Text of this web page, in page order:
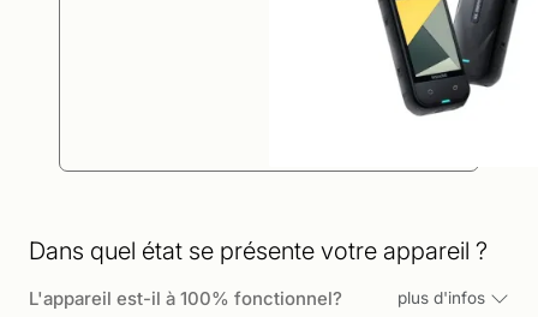
Dans quel état se présente votre appareil ?
L'appareil est-il à 100% fonctionnel? plus d'infos